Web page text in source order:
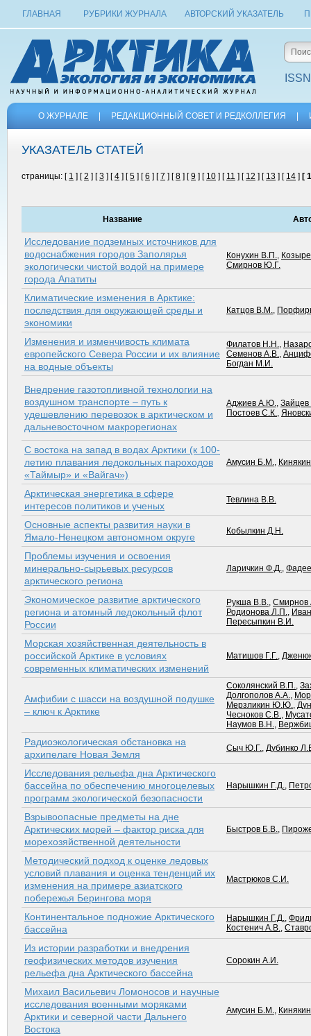
ГЛАВНАЯ РУБРИКИ ЖУРНАЛА АВТОРСКИЙ УКАЗАТЕЛЬ
О ЖУРНАЛЕ РЕДАКЦИОННЫЙ СОВЕТ И РЕДКОЛЛЕГИЯ
УКАЗАТЕЛЬ СТАТЕЙ
страницы: [ 1 ] [2 ] [3 ] [4 ] [5 ] [6 ] [7 ] [8 ] [9 ] [ 10 ] [ 11 ] [ 12 ] [ 13 ] [ 14 ] [
Название
Исследование подземных источников для
водоснабжения городов Заполярья
экологически чистой водой на примере
города Апатиты
Конухин В.П.,
Смирнов Ю.Г.
Климатические изменения в Арктике:
последствия для окружающей среды и
экономики
Катцов В.М.,
Изменения и изменчивость климата
европейского Севера России и их влияние
на водные объекты
Филатов Н.Н.,
Семенов А.В.,
Богдан М.И.
Внедрение газотопливной технологии на
воздушном транспорте – путь к
удешевлению перевозок в арктическом и
дальневосточном макрорегионах
Аджиев А.Ю.,
Постоев С.К.,
С востока на запад в водах Арктики (к 100-
летию плавания ледокольных пароходов
«Таймыр» и «Вайгач»)
Амусин Б.М.,
Арктическая энергетика в сфере
интересов политиков и ученых
Тевлина В.В.
Основные аспекты развития науки в
Ямало-Ненецком автономном округе
Кобылкин Д.Н.
Проблемы изучения и освоения
минерально-сырьевых ресурсов
арктического региона
Ларичкин Ф.Д.,
Экономическое развитие арктического
региона и атомный ледокольный флот
России
Рукша В.В., Смирнов
Родионова Л.П.,
Пересыпкин В.И.
Морская хозяйственная деятельность в
российской Арктике в условиях
современных климатических изменений
Матишов Г.Г.,
Амфибии с шасси на воздушной подушке
– ключ к Арктике
Соколянский В.П.,
Долгополов А.А.,
Мерзликин Ю.Ю.,
Чесноков С.В.,
Наумов В.Н.,
Радиоэкологическая обстановка на
архипелаге Новая Земля
Сыч Ю.Г., Дубинко
Исследования рельефа дна Арктического
бассейна по обеспечению многоцелевых
программ экологической безопасности
Нарышкин Г.Д.,
Взрывоопасные предметы на дне
Арктических морей – фактор риска для
морехозяйственной деятельности
Быстров Б.В.,
Методический подход к оценке ледовых
условий плавания и оценка тенденций их
изменения на примере азиатского
побережья Берингова моря
Мастрюков С.И.
Континентальное подножие Арктического
бассейна
Нарышкин Г.Д.,
Костенич А.В.,
Из истории разработки и внедрения
геофизических методов изучения
рельефа дна Арктического бассейна
Сорокин А.И.
Михаил Васильевич Ломоносов и научные
исследования военными моряками
Арктики и северной части Дальнего
Востока
Амусин Б.М.,